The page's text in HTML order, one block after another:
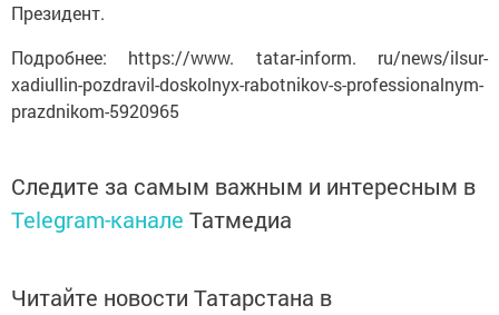
Президент.
Подробнее: https://www. tatar-inform. ru/news/ilsur-
xadiullin-pozdravil-doskolnyx-rabotnikov-s-professionalnym-
prazdnikom-5920965
Следите за самым важным и интересным в
Telegram-канале Татмедиа
Читайте новости Татарстана в